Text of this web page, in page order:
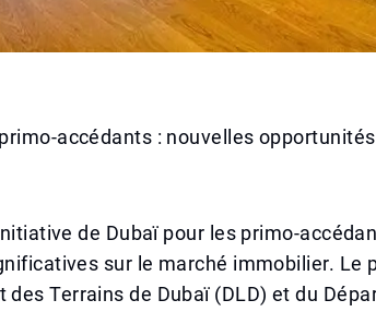
accédants : nouvelles
de Dubaï pour les primo-
sur le marché immobilier. Le
des Terrains de Dubaï (DLD) et du